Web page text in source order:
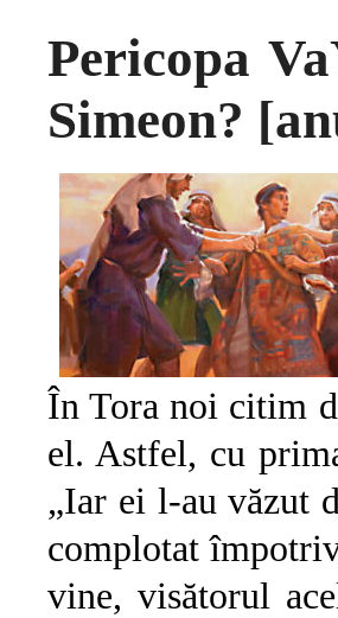
Pericopa
Simeon?
În Tora noi citim
el. Astfel, cu
„Iar ei l-au văzut
complotat
vine, visătorul